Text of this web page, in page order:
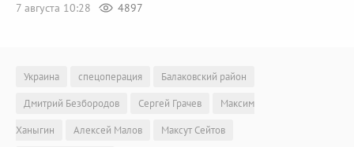
7 августа 10:28 4897
Украина спецоперация
Балаковский район
Дмитрий Безбородов
Сергей Грачев
Максим
Ханыгин
Алексей Малов
Максут Сейтов